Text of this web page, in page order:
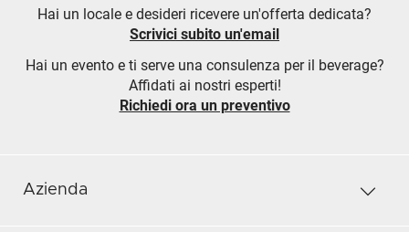
Hai un locale e desideri ricevere un'offerta dedicata?
Scrivici subito un'email
Hai un evento e ti serve una consulenza per il beverage?
Affidati ai nostri esperti!
Richiedi ora un preventivo
Azienda